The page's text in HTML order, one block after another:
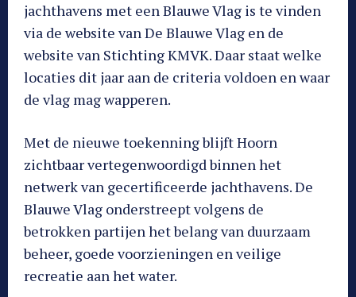
jachthavens met een Blauwe Vlag is te vinden
via de website van De Blauwe Vlag en de
website van Stichting KMVK. Daar staat welke
locaties dit jaar aan de criteria voldoen en waar
de vlag mag wapperen.
Met de nieuwe toekenning blijft Hoorn
zichtbaar vertegenwoordigd binnen het
netwerk van gecertificeerde jachthavens. De
Blauwe Vlag onderstreept volgens de
betrokken partijen het belang van duurzaam
beheer, goede voorzieningen en veilige
recreatie aan het water.